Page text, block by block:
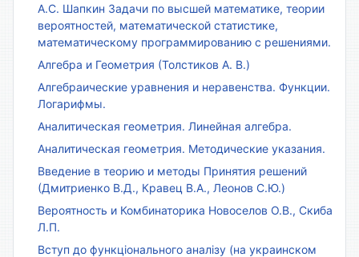
А.С. Шапкин Задачи по высшей математике, теории
вероятностей, математической статистике,
математическому программированию с решениями.
Алгебра и Геометрия (Толстиков А. В.)
Алгебраические уравнения и неравенства. Функции.
Логарифмы.
Аналитическая геометрия. Линейная алгебра.
Аналитическая геометрия. Методические указания.
Введение в теорию и методы Принятия решений
(Дмитриенко В.Д., Кравец В.А., Леонов С.Ю.)
Вероятность и Комбинаторика Новоселов О.В., Скиба
Л.П.
Вступ до функціонального аналізу (на украинском